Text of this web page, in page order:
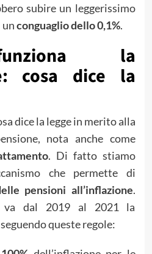
subire un leggerissimo
conguagliodello 0,1%.
la
cosa dice la
dice la legge in merito alla
nota anche come
. Di fatto stiamo
che permette di
pensioni all’inflazione.
dal 2019 al 2021 la
queste regole: